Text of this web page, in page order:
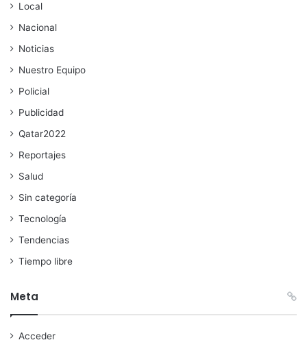
Local
Nacional
Noticias
Nuestro Equipo
Policial
Publicidad
Qatar2022
Reportajes
Salud
Sin categoría
Tecnología
Tendencias
Tiempo libre
Meta
Acceder